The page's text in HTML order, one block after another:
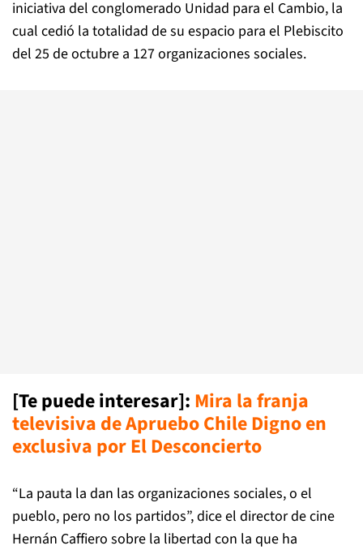
iniciativa del conglomerado Unidad para el Cambio, la
cual cedió la totalidad de su espacio para el Plebiscito
del 25 de octubre a 127 organizaciones sociales.
[Te puede interesar]: Mira la franja
televisiva de Apruebo Chile Digno en
exclusiva por El Desconcierto
“La pauta la dan las organizaciones sociales, o el
pueblo, pero no los partidos”, dice el director de cine
Hernán Caffiero sobre la libertad con la que ha